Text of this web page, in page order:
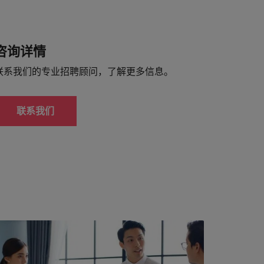
询详情
系我们的专业招聘顾问，了解更多信息。
联系我们